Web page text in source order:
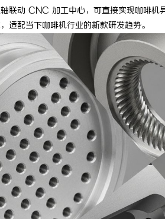
联动 CNC 加工中心，可直接实现咖啡机
适配当下咖啡机行业的新款研发趋势。